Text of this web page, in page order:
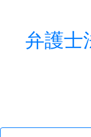
弁護士